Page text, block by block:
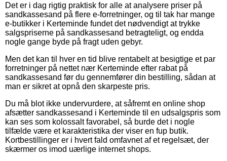
Det er i dag rigtig praktisk for alle at analysere priser på
sandkassesand på flere e-forretninger, og til tak har mange
e-butikker i Kerteminde fundet det nødvendigt at trykke
salgspriserne på sandkassesand betragteligt, og endda
nogle gange byde på fragt uden gebyr.
Men det kan til hver en tid blive rentabelt at besigtige et par
forretninger på nettet nær Kerteminde efter rabat på
sandkassesand før du gennemfører din bestilling, sådan at
man er sikret at opnå den skarpeste pris.
Du må blot ikke undervurdere, at såfremt en online shop
afsætter sandkassesand i Kerteminde til en udsalgspris som
kan ses som kolossalt favorabel, så burde det i nogle
tilfælde være et karakteristika der viser en fup butik.
Kortbestillinger er i hvert fald omfavnet af et regelsæt, der
skærmer os imod uærlige internet shops.